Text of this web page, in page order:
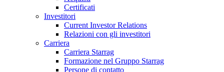
Certificati
Investitori
Current Investor Relations
Relazioni con gli investitori
Carriera
Carriera Starrag
Formazione nel Gruppo Starrag
Persone di contatto